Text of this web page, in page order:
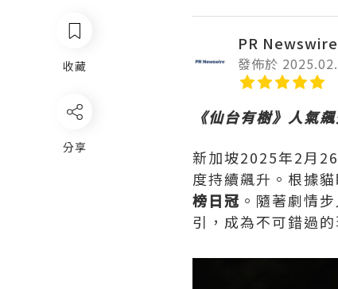
PR
發佈於
《仙台有樹》人氣
新加坡2025年2月
度持續飆升。根據
榜日冠 。隨著劇情
引，成為不可錯過的
收藏
分享